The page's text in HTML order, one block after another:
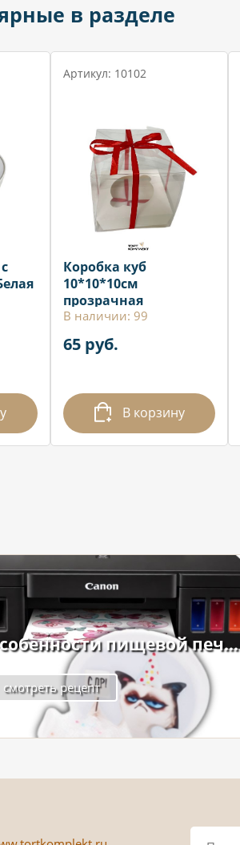
в разделе
Артикул: 10102
Коробка куб
10*10*10см
прозрачная
В наличии: 99
65 руб.
В корзину
пищевой печ...
смотреть рецепт